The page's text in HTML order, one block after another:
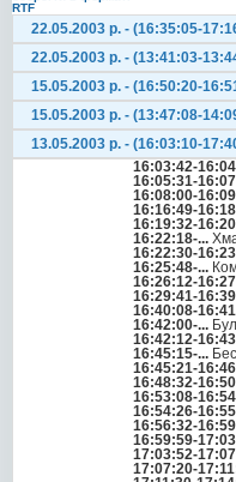
RTF
22.05.2003 р. - (16:35:05-
22.05.2003 р. - (13:41:03-
15.05.2003 р. - (16:50:20-
15.05.2003 р. - (13:47:08-
13.05.2003 р. - (16:03:10-
16:03:42-
16:05:31-
16:08:00-
16:16:49-
16:19:32-
16:22:18-...
16:22:30-
16:25:48-...
16:26:12-
16:29:41-
16:40:08-
16:42:00-...
16:42:12-
16:45:15-...
16:45:21-
16:48:32-
16:53:08-
16:54:26-
16:56:32-
16:59:59-
17:03:52-
17:07:20-